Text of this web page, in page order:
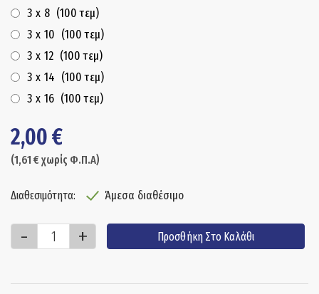
3 x 8 (100 τεμ)
3 x 10 (100 τεμ)
3 x 12 (100 τεμ)
3 x 14 (100 τεμ)
3 x 16 (100 τεμ)
2,00€
(1,61 € χωρίς Φ.Π.Α)
Διαθεσιμότητα: Άμεσα διαθέσιμο
Προσθήκη Στο Καλάθι